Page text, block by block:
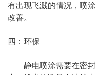
有出现飞溅的情况，喷
改善。
四：环保
静电喷涂需要在密